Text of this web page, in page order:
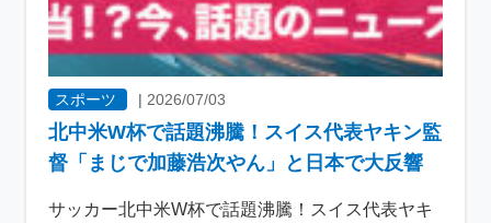
スポーツ | 2026/07/03
北中米W杯で話題沸騰！スイス代表ヤキン監
督「まじで加藤浩次やん」と日本で大反響
サッカー北中米W杯で話題沸騰！スイス代表ヤキ